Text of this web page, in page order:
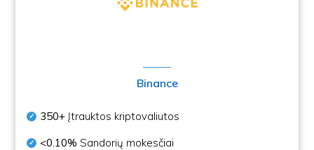
Binance
350+ Įtrauktos kriptovaliutos
<0.10% Sandorių mokesčiai